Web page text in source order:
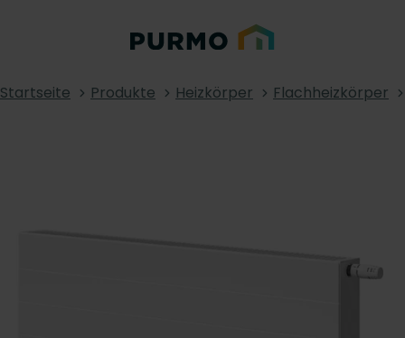
Startseite Produkte Heizkörper Flachheizkörper